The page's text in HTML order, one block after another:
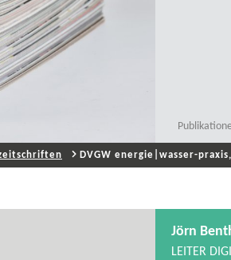
DVGW energie|wasser-​
Jörn
LEITER